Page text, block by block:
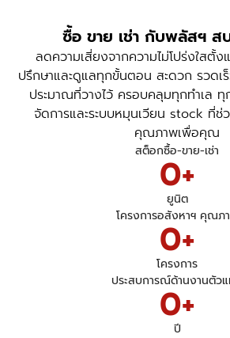
ซื้อ ขาย เช่า กับพลัสฯ สบ
ลดความเสี่ยงจากความไม่โปร่งใสตั้ง
ปรึกษาและดูแลทุกขั้นตอน สะดวก รวดเ
ประมาณที่วางไว้ ครอบคลุมทุกทำเล ทุ
จัดการและระบบหมุนเวียน stock ที่
คุณภาพเพื่อคุณ
สต็อกซื้อ-ขาย-เช่า
0+
ยูนิต
โครงการอสังหาฯ คุณภ
0+
โครงการ
ประสบการณ์ด้านงานตัว
0+
ปี